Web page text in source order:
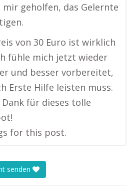
mir geholfen, das Gelernte
von 30 Euro ist wirklich
fühle mich jetzt wieder
und besser vorbereitet,
Erste Hilfe leisten muss.
Dank für dieses tolle
for this post.
senden